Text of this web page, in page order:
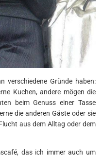
verschiedene Gründe haben:
Kuchen, andere mögen die
beim Genuss einer Tasse
die anderen Gäste oder sie
aus dem Alltag oder dem
das ich immer auch um